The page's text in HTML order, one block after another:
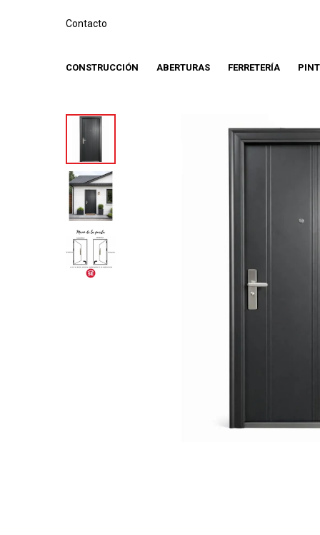
CONSTRUCCIÓN ABERTURAS FERRETERÍA
Contacto